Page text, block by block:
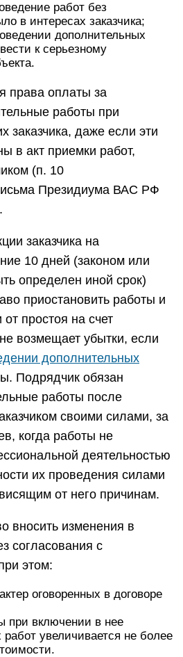
работ без
в интересах заказчика;
дополнительных
к серьезному
права оплаты за
работы при
заказчика, даже если эти
в акт приемки работ,
(п. 10
Президиума ВАС РФ
заказчика на
10 дней (законом или
определен иной срок)
приостановить работы и
простоя на счет
не возмещает убытки, если
дополнительных
Подрядчик обязан
работы после
своими силами, за
когда работы не
деятельностью
их проведения силами
от него причинам.
вносить изменения в
согласования с
этом:
оговоренных в договоре
при включении в нее
увеличивается не более